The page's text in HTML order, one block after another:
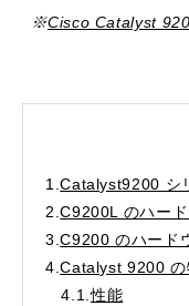
※Cisco Catalyst
1.Catalyst9200 シ
2.C9200L のハー
3.C9200 のハード
4.Catalyst 9200 の
4.1.性能